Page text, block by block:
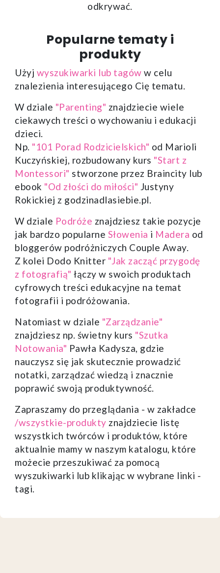
odkrywać.
Popularne tematy i
produkty
Użyj wyszukiwarki lub tagów w celu
znalezienia interesującego Cię tematu.
W dziale "Parenting" znajdziecie wiele
ciekawych treści o wychowaniu i edukacji
dzieci.
Np. "101 Porad Rodzicielskich" od Marioli
Kuczyńskiej, rozbudowany kurs "Start z
Montessori" stworzone przez Braincity lub
ebook "Od złości do miłości" Justyny
Rokickiej z godzinadlasiebie.pl.
W dziale Podróże znajdziesz takie pozycje
jak bardzo popularne Słowenia i Madera od
bloggerów podróżniczych Couple Away.
Z kolei Dodo Knitter "Jak zacząć przygodę
z fotografią" łączy w swoich produktach
cyfrowych treści edukacyjne na temat
fotografii i podróżowania.
Natomiast w dziale "Zarządzanie"
znajdziesz np. świetny kurs "Szutka
Notowania" Pawła Kadysza, gdzie
nauczysz się jak skutecznie prowadzić
notatki, zarządzać wiedzą i znacznie
poprawić swoją produktywność.
Zapraszamy do przeglądania - w zakładce
/wszystkie-produkty znajdziecie listę
wszystkich twórców i produktów, które
aktualnie mamy w naszym katalogu, które
możecie przeszukiwać za pomocą
wyszukiwarki lub klikając w wybrane linki -
tagi.